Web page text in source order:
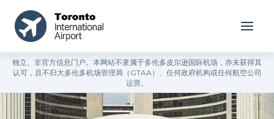
独立、非官方信息门户。本网站不隶属于多伦多皮尔逊国际机场，亦未获得其
认可，且不归大多伦多机场管理局（GTAA）、任何政府机构或任何航空公司
运营。